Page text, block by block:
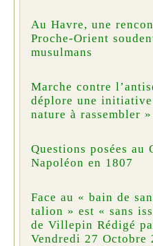
Au Havre, une
Proche-Orient
musulmans
Marche contre
déplore une initiative
nature à rassembler »
Questions posées au
Napoléon en 1807
Face au « bain de
talion » est « sans
de Villepin Rédigé
Vendredi 27 Octobre